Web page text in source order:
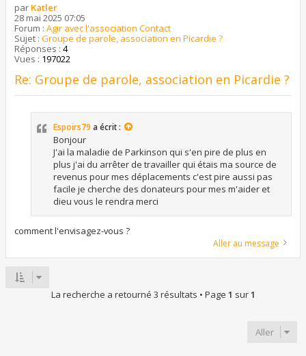
par Katler
28 mai 2025 07:05
Forum : Agir avec l'association Contact
Sujet : Groupe de parole, association en Picardie ?
Réponses : 4
Vues : 197022
Re: Groupe de parole, association en Picardie ?
Espoirs79 a écrit :
Bonjour
J'ai la maladie de Parkinson qui s'en pire de plus en
plus j'ai du arrêter de travailler qui étais ma source de
revenus pour mes déplacements c'est pire aussi pas
facile je cherche des donateurs pour mes m'aider et
dieu vous le rendra merci
comment l'envisagez-vous ?
Aller au message
La recherche a retourné 3 résultats • Page 1 sur1
Aller